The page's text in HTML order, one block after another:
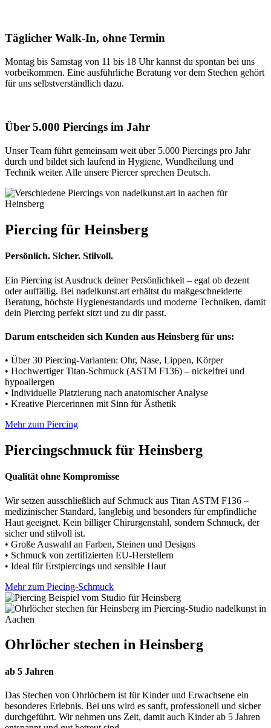
Täglicher Walk-In, ohne Termin
Montag bis Samstag von 11 bis 18 Uhr kannst du spontan bei uns
vorbeikommen. Eine ausführliche Beratung vor dem Stechen gehört
für uns selbstverständlich dazu.
Über 5.000 Piercings im Jahr
Unser Team führt gemeinsam weit über 5.000 Piercings pro Jahr
durch und bildet sich laufend in Hygiene, Wundheilung und
Technik weiter. Alle unsere Piercer sprechen Deutsch.
Piercing für Heinsberg
Persönlich. Sicher. Stilvoll.
Ein Piercing ist Ausdruck deiner Persönlichkeit – egal ob dezent
oder auffällig. Bei nadelkunst.art erhältst du maßgeschneiderte
Beratung, höchste Hygienestandards und moderne Techniken, damit
dein Piercing perfekt sitzt und zu dir passt.
Darum entscheiden sich Kunden aus Heinsberg für uns:
• Über 30 Piercing-Varianten: Ohr, Nase, Lippen, Körper
• Hochwertiger Titan-Schmuck (ASTM F136) – nickelfrei und
hypoallergen
• Individuelle Platzierung nach anatomischer Analyse
• Kreative Piercerinnen mit Sinn für Ästhetik
Mehr zum Piercing
Piercingschmuck für Heinsberg
Qualität ohne Kompromisse
Wir setzen ausschließlich auf Schmuck aus Titan ASTM F136 –
medizinischer Standard, langlebig und besonders für empfindliche
Haut geeignet. Kein billiger Chirurgenstahl, sondern Schmuck, der
sicher und stilvoll ist.
• Große Auswahl an Farben, Steinen und Designs
• Schmuck von zertifizierten EU-Herstellern
• Ideal für Erstpiercings und sensible Haut
Mehr zum Piecing-Schmuck
Ohrlöcher stechen in Heinsberg
ab 5 Jahren
Das Stechen von Ohrlöchern ist für Kinder und Erwachsene ein
besonderes Erlebnis. Bei uns wird es sanft, professionell und sicher
durchgeführt. Wir nehmen uns Zeit, damit auch Kinder ab 5 Jahren